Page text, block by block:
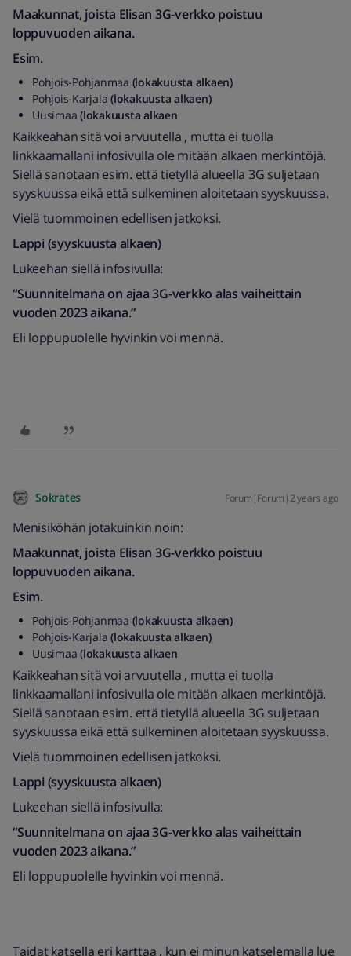
Maakunnat, joista Elisan 3G-verkko poistuu
loppuvuoden aikana.
Esim.
Pohjois-Pohjanmaa (lokakuusta alkaen)
Pohjois-Karjala (lokakuusta alkaen)
Uusimaa (lokakuusta alkaen
Kaikkeahan sitä voi arvuutella , mutta ei tuolla
linkkaamallani infosivulla ole mitään alkaen merkintöjä.
Siellä sanotaan esim. että tietyllä alueella 3G suljetaan
syyskuussa eikä että sulkeminen aloitetaan syyskuussa.
Vielä tuommoinen edellisen jatkoksi.
Lappi (syyskuusta alkaen)
Lukeehan siellä infosivulla:
“Suunnitelmana on ajaa 3G-verkko alas vaiheittain
vuoden 2023 aikana.”
Eli loppupuolelle hyvinkin voi mennä.
Sokrates Forum|Forum|2 years ago
Menisiköhän jotakuinkin noin:
Maakunnat, joista Elisan 3G-verkko poistuu
loppuvuoden aikana.
Esim.
Pohjois-Pohjanmaa (lokakuusta alkaen)
Pohjois-Karjala (lokakuusta alkaen)
Uusimaa (lokakuusta alkaen
Kaikkeahan sitä voi arvuutella , mutta ei tuolla
linkkaamallani infosivulla ole mitään alkaen merkintöjä.
Siellä sanotaan esim. että tietyllä alueella 3G suljetaan
syyskuussa eikä että sulkeminen aloitetaan syyskuussa.
Vielä tuommoinen edellisen jatkoksi.
Lappi (syyskuusta alkaen)
Lukeehan siellä infosivulla:
“Suunnitelmana on ajaa 3G-verkko alas vaiheittain
vuoden 2023 aikana.”
Eli loppupuolelle hyvinkin voi mennä.
Taidat katsella eri karttaa , kun ei minun katselemalla lue